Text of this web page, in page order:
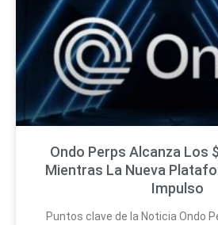
Ondo Perps Alcanza Los
Mientras La Nueva
Impulso
Puntos clave de la Noticia Ondo